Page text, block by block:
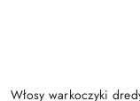
Włosy warkoczyki